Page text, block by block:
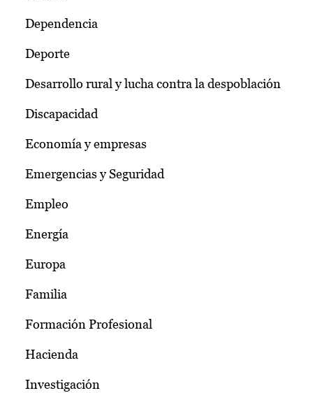
Dependencia
Deporte
Desarrollo rural y lucha contra la despoblación
Discapacidad
Economía y empresas
Emergencias y Seguridad
Empleo
Energía
Europa
Familia
Formación Profesional
Hacienda
Investigación